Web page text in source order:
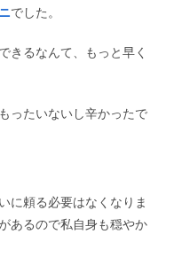
でした。
きるなんて、もっと早く
ったいないし辛かったで
に頼る必要はなくなりま
あるので私自身も穏やか